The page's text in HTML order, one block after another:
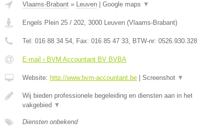
Vlaams-Brabant » Leuven Google maps ▼
Engels Plein 25 / 202, 3000 Leuven (Vlaams-Brabant)
Tel: 016 88 34 54, Fax: 016 85 47 33, BTW-nr: 0526.930.328
E-mail › BVM Accountant BV BVBA
Website: http://www.bvm-accountant.be Screenshot ▼
Wij bieden professionele begeleiding en diensten aan in het
vakgebied ▼
Diensten onbekend